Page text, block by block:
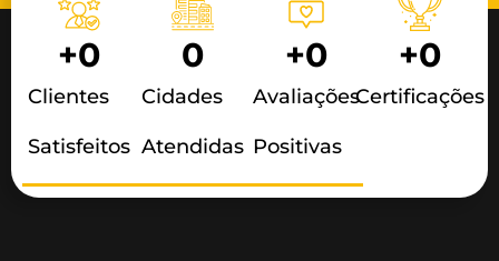
Clientes
Satisfeitos
+0
Cidades
Atendidas
0
Avaliações
Positivas
+0
Certificações
+0